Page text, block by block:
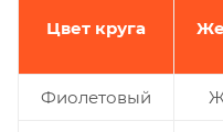
Цвет круга
Фиолетовый